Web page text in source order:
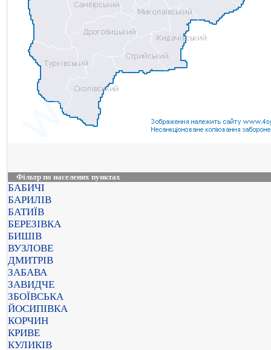
Фільтр по населених пунктах
БАБИЧІ
БАРИЛІВ
БАТИЇВ
БЕРЕЗІВКА
БИШІВ
ВУЗЛОВЕ
ДМИТРІВ
ЗАБАВА
ЗАВИДЧЕ
ЗБОЇВСЬКА
ЙОСИПІВКА
КОРЧИН
КРИВЕ
КУЛИКІВ